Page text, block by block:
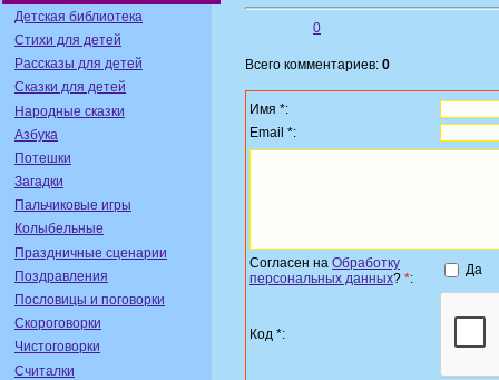
Детская библиотека
Стихи для детей
Рассказы для детей
Сказки для детей
Народные сказки
Азбука
Потешки
Загадки
Пальчиковые игры
Колыбельные
Праздничные сценарии
Поздравления
Пословицы и поговорки
Скороговорки
Чистоговорки
Считалки
0
Всего комментариев: 0
Имя *:
Email *:
Согласен на Обработку
персональных данных? *:
Да
Код *: